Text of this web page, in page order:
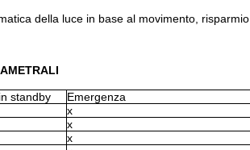
della luce in base al movimento, risparmio
standby
Emergenza
x
x
x